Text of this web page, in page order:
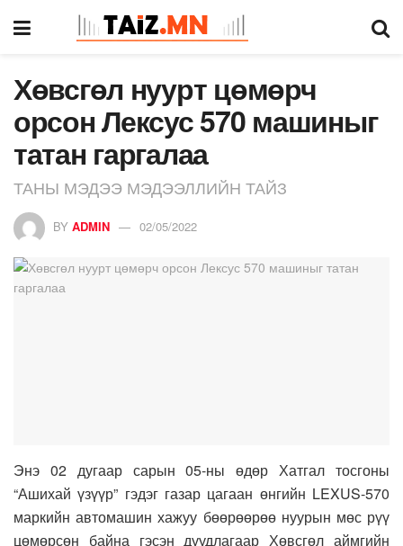
Хөвсгөл нуурт цөмөрч
орсон Лексус 570 машиныг
татан гаргалаа
ТАНЫ МЭДЭЭ МЭДЭЭЛЛИЙН ТАЙЗ
BY ADMIN 02/05/2022
Энэ 02 дугаар сарын 05-ны өдөр Хатгал тосгоны
“Ашихай үзүүр” гэдэг газар цагаан өнгийн LEXUS-570
маркийн автомашин хажуу бөөрөөрөө нуурын мөс рүү
цөмөрсөн байна гэсэн дуудлагаар Хөвсгөл аймгийн